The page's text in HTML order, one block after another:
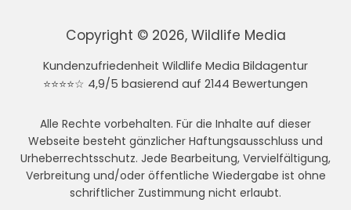
Copyright © 2026, Wildlife Media
Kundenzufriedenheit Wildlife Media Bildagentur
⭐⭐⭐⭐☆ 4,9/5 basierend auf 2144 Bewertungen
Alle Rechte vorbehalten. Für die Inhalte auf dieser
Webseite besteht gänzlicher Haftungsausschluss und
Urheberrechtsschutz. Jede Bearbeitung, Vervielfältigung,
Verbreitung und/oder öffentliche Wiedergabe ist ohne
schriftlicher Zustimmung nicht erlaubt.